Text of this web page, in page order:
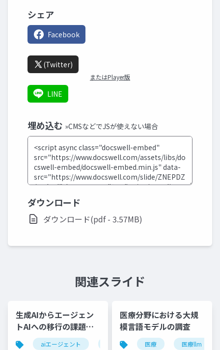
シェア
Facebook
(Twitter)
またはPlayer版
LINE
埋め込む »CMSなどでJSが使えない場合
ダウンロード
ダウンロード(pdf - 3.57MB)
関連スライド
生成AIからエージェン
トAIへの移行の課題と
展望
aiエージェント エージェントai 自律性
医療分野における大規
模言語モデルの調査
医療 医療llm